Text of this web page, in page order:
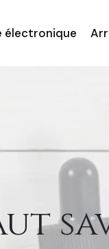
électronique